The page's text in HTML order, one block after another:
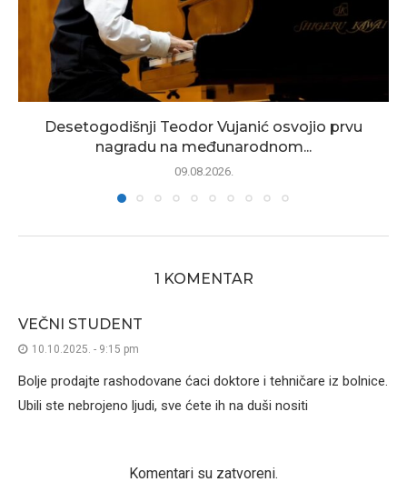
Desetogodišnji Teodor Vujanić osvojio prvu
nagradu na međunarodnom...
09.08.2026.
1 KOMENTAR
VEČNI STUDENT
10.10.2025. - 9:15 pm
Bolje prodajte rashodovane ćaci doktore i tehničare iz bolnice.
Ubili ste nebrojeno ljudi, sve ćete ih na duši nositi
Komentari su zatvoreni.